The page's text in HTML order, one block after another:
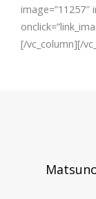
image=”11257″
[/vc_column][/